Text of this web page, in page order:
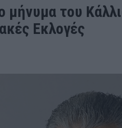
μήνυμα του
Εκλογές